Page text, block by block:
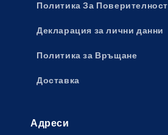
Политика За Поверителност
Декларация за лични данни
Политика за Връщане
Доставка
Адреси